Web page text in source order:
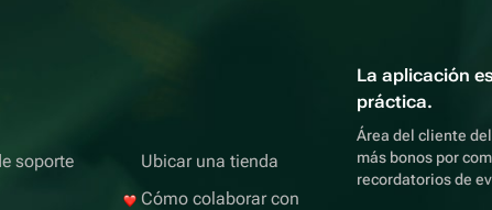
soporte
Ubicar una tienda
Cómo colaborar con
La aplicación
práctica.
Área del cliente
más bonos por
recordatorios de